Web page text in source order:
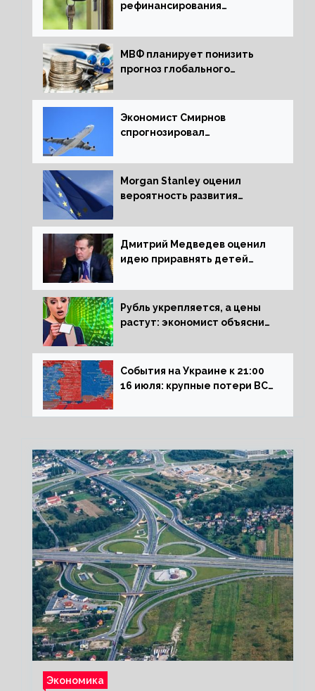
рефинансирования
МВФ планирует понизить
прогноз глобального
следующем отчете
Экономист Смирнов
спрогнозировал
России
Morgan Stanley оценил
вероятность развития
Дмитрий Медведев оценил
идею приравнять детей
Рубль укрепляется, а цены
растут: экономист объяснил
на рынок РФ
События на Украине к 21:00
16 июля: крупные потери ВСУ
обстреливает Донбасс из
Экономика